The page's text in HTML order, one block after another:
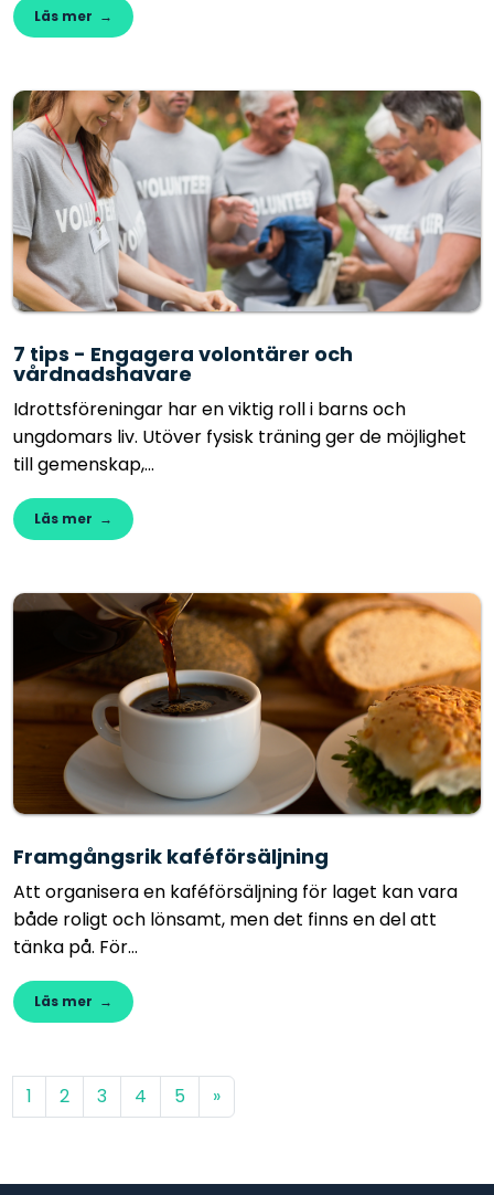
Läs mer →
7 tips - Engagera volontärer och
vårdnadshavare
Idrottsföreningar har en viktig roll i barns och
ungdomars liv. Utöver fysisk träning ger de möjlighet
till gemenskap,...
Läs mer →
Framgångsrik kaféförsäljning
Att organisera en kaféförsäljning för laget kan vara
både roligt och lönsamt, men det finns en del att
tänka på. För...
Läs mer →
1 2 3 4 5 »